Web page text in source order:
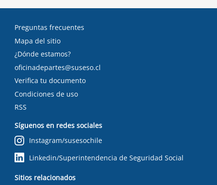
Preguntas frecuentes
Mapa del sitio
¿Dónde estamos?
oficinadepartes@suseso.cl
Verifica tu documento
Condiciones de uso
RSS
Síguenos en redes sociales
Instagram/susesochile
Linkedin/Superintendencia de Seguridad Social
Sitios relacionados